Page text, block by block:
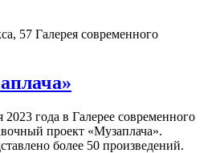
57 Галерея современного
2023 года в Галерее современного
проект «Музаплача».
более 50 произведений.